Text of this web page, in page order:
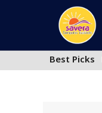
Best Picks